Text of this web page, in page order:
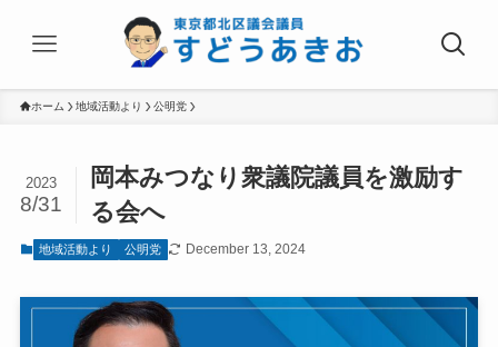
ホーム 地域活動より 公明党
岡本みつなり衆議院議員を激励す
る会へ
2023
8/31
地域活動より 公明党 December 13, 2024